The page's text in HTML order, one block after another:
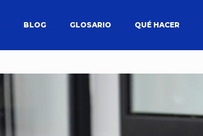
BLOG GLOSARIO QUÉ HACER